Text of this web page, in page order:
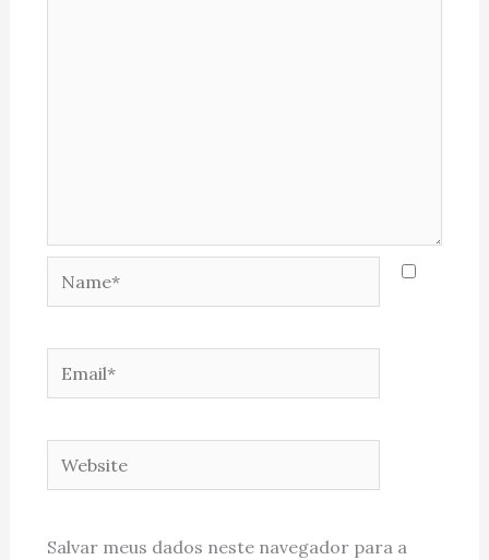
Name*
Email*
Website
Salvar meus dados neste navegador para a